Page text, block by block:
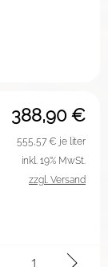
388,90 €
555,57 € je liter
inkl. 19% MwSt.
zzgl. Versand